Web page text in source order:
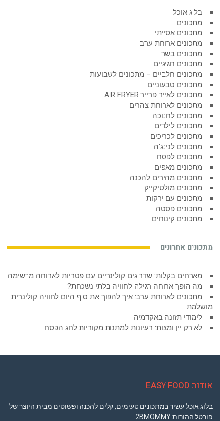
בלוג אוכל
מתכונים
מתכונים אסייתי
מתכונים ארוחת ערב
מתכונים בשר
מתכונים חגיגיים
מתכונים חלביים – מתכונים לשבועות
מתכונים טבעוניים
מתכונים לאייר פרייר AIR FRYER
מתכונים לארוחת צהרים
מתכונים לחנוכה
מתכונים לילדים
מתכונים לכריכים
מתכונים לנינג'ה
מתכונים לפסח
מתכונים מאפים
מתכונים מהירים להכנה
מתכונים מולטיקייק
מתכונים עם ירקות
מתכונים פסטה
מתכונים קינוחים
מתכונים אחרונים
מארחים בקלות: שדרוגים קולינריים עם פטריות לארוחה מרשימה
מה הופך ארוחה רגילה לחוויה בלתי נשכחת?
מתכונים לארוחת ערב: איך להפוך את סוף היום לחוויה קולינרית
מושלמת
לימודי תזונה באקדמיה
לא רק יין ומצות: רעיונות למתנות מקוריות לחג הפסח
אודות EASY FOOD
בלוג אוכל עשיר במתכונים טעימים, קלים להכנה ופשוטים מבית היוצר של
פורטל ההורות 2BMOMMY